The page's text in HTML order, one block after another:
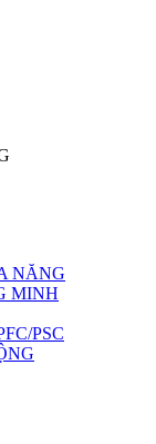
NĂNG
MINH
PSC